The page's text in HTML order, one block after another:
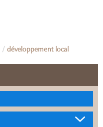
développement local